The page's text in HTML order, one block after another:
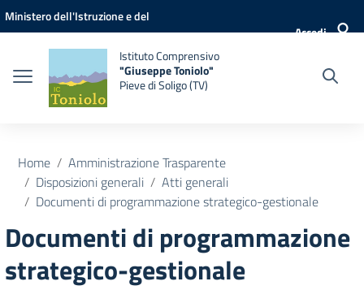
Vai ai contenuti
Vai al menu di navigazione
Vai al footer
Ministero dell'Istruzione e del
Accedi
Istituto Comprensivo
"Giuseppe Toniolo"
Pieve di Soligo (TV)
Home
Amministrazione Trasparente
Disposizioni generali
Atti generali
Documenti di programmazione strategico-gestionale
Documenti di programmazione
strategico-gestionale